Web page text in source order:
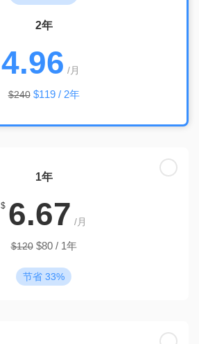
2年
4.96 /月
$240 $119 / 2年
1年
$ 6.67 /月
$120 $80 / 1年
节省 33%